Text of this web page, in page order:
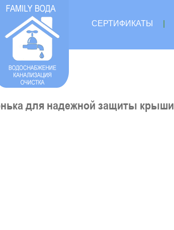
СЕРТИФИКАТЫ
для надежной защиты крыши